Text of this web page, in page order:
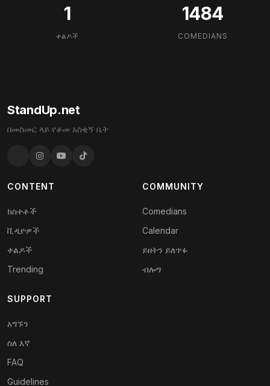
1
ቀልዶች
1484
COMEDIANS
StandUp.net
በመስመር ላይ የቆመ አስቂኝ ቤት
CONTENT
ክስተቶች
ቪዲዮዎች
ቀልዶች
Trending
COMMUNITY
Comedians
Calendar
ይዘትን ይለጥፉ
ብሎግ
SUPPORT
አግኙን
ስለ እኛ
FAQ
Guidelines